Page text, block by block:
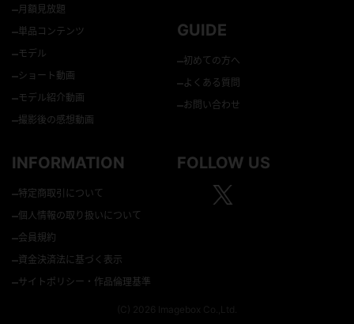
– 月額見放題
–単品コンテンツ
–モデル
–ショート動画
–モデル紹介動画
–撮影後の感想動画
GUIDE
–初めての方へ
–よくある質問
–お問い合わせ
INFORMATION
–特定商取引について
–個人情報の取り扱いについて
–会員規約
–資金決済法に基づく表示
–サイトポリシー・作品倫理基準
FOLLOW US
(C) 2026 Imagebox Co.,Ltd.